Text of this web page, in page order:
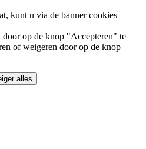
kunt u via de banner cookies
door op de knop "Accepteren" te
of weigeren door op de knop
alles